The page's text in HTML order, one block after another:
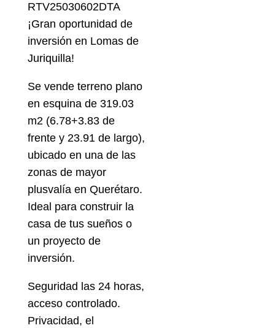
RTV25030602DTA
¡Gran oportunidad de
inversión en Lomas de
Juriquilla!
Se vende terreno plano
en esquina de 319.03
m2 (6.78+3.83 de
frente y 23.91 de largo),
ubicado en una de las
zonas de mayor
plusvalía en Querétaro.
Ideal para construir la
casa de tus sueños o
un proyecto de
inversión.
Seguridad las 24 horas,
acceso controlado.
Privacidad, el